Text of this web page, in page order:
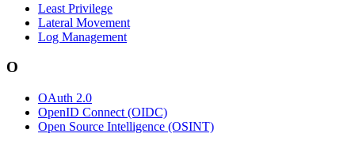
Least Privilege
Lateral Movement
Log Management
O
OAuth 2.0
OpenID Connect (OIDC)
Open Source Intelligence (OSINT)